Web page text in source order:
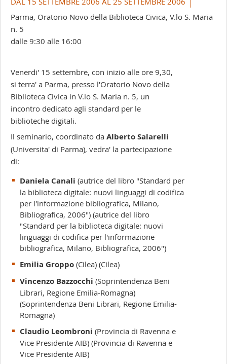
-
Parma, Oratorio Novo della Biblioteca Civica, V.lo S. Maria
n. 5
dalle 9:30 alle 16:00
Venerdi' 15 settembre, con inizio alle ore 9,30,
si terra' a Parma, presso l'Oratorio Novo della
Biblioteca Civica in V.lo S. Maria n. 5, un
incontro dedicato agli standard per le
biblioteche digitali.
Il seminario, coordinato da Alberto Salarelli
(Universita' di Parma), vedra' la partecipazione
di:
Daniela Canali (autrice del libro "Standard per
la biblioteca digitale: nuovi linguaggi di codifica
per l'informazione bibliografica, Milano,
Bibliografica, 2006") (autrice del libro
"Standard per la biblioteca digitale: nuovi
linguaggi di codifica per l'informazione
bibliografica, Milano, Bibliografica, 2006")
Emilia Groppo(Cilea) (Cilea)
Vincenzo Bazzocchi (Soprintendenza Beni
Librari, Regione Emilia-Romagna)
(Soprintendenza Beni Librari, Regione Emilia-
Romagna)
Claudio Leombroni (Provincia di Ravenna e
Vice Presidente AIB) (Provincia di Ravenna e
Vice Presidente AIB)